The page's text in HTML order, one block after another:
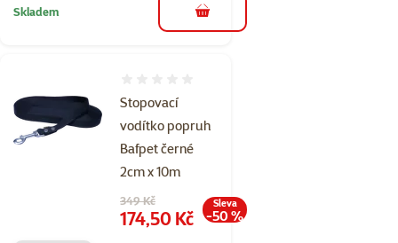
Skladem do košíku
Stopovací
vodítko popruh
Bafpet černé
2cm x 10m
Původní cena
349 Kč
Cena
174,50 Kč
Sleva
-50 %